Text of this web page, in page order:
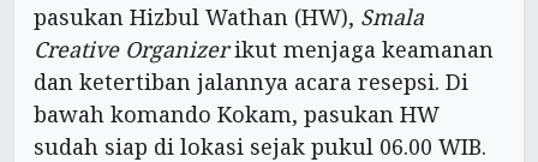
pasukan Hizbul Wathan (HW), Smala
Creative Organizerikut menjaga keamanan
dan ketertiban jalannya acara resepsi. Di
bawah komando Kokam, pasukan HW
sudah siap di lokasi sejak pukul 06.00 WIB.